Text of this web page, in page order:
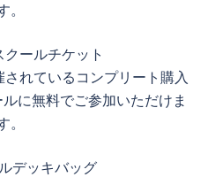
。
クールチケット
れているコンプリート購入
に無料でご参加いただけま
。
デッキバッグ